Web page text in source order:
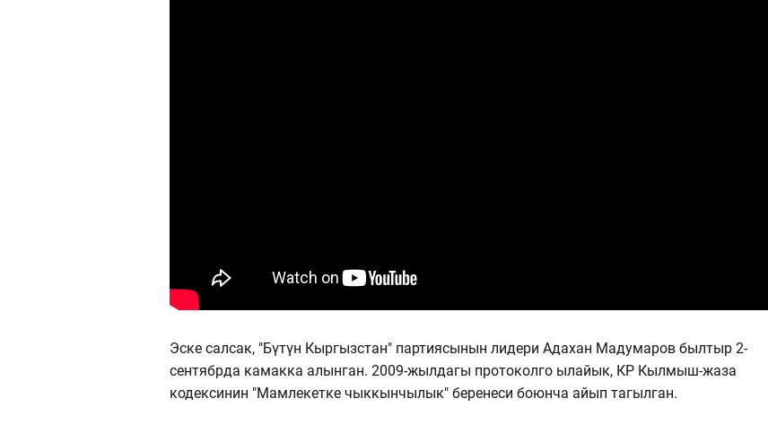
Эске салсак, "Бүтүн Кыргызстан" партиясынын лидери Адахан Мадумаров былтыр 2-
сентябрда камакка алынган. 2009-жылдагы протоколго ылайык, КР Кылмыш-жаза
кодексинин "Мамлекетке чыккынчылык" беренеси боюнча айып тагылган.